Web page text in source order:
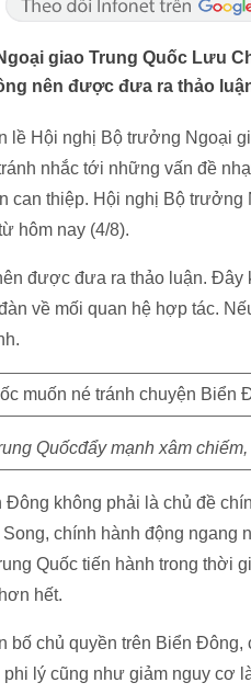
giao Trung Quốc Lưu
nên được đưa ra thảo
lề Hội nghị Bộ trưởng Ngoại
nhắc tới những vấn đề
can thiệp. Hội nghị Bộ
hôm nay (4/8).
được đưa ra thảo luận.
về mối quan hệ hợp tác.
Quốcđẩy mạnh xâm
Đông không phải là chủ đề
chính hành động ngang
Quốc tiến hành trong thời
hết.
bố chủ quyền trên Biển
lý cũng như giảm nguy cơ